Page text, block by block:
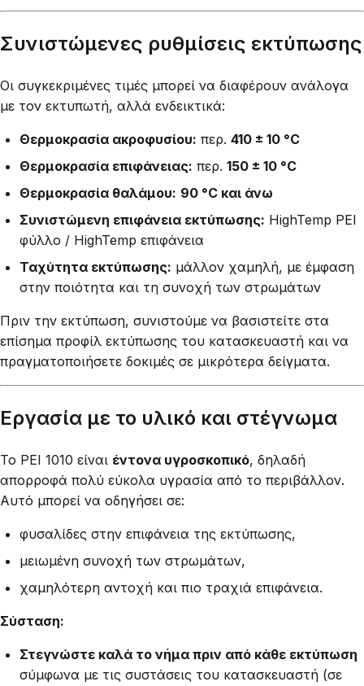
Συνιστώμενες ρυθμίσεις εκτύπωσης
Οι συγκεκριμένες τιμές μπορεί να διαφέρουν ανάλογα
με τον εκτυπωτή, αλλά ενδεικτικά:
Θερμοκρασία ακροφυσίου: περ. 410 ± 10 °C
Θερμοκρασία επιφάνειας: περ. 150 ± 10 °C
Θερμοκρασία θαλάμου: 90 °C και άνω
Συνιστώμενη επιφάνεια εκτύπωσης: HighTemp PEI
φύλλο / HighTemp επιφάνεια
Ταχύτητα εκτύπωσης: μάλλον χαμηλή, με έμφαση
στην ποιότητα και τη συνοχή των στρωμάτων
Πριν την εκτύπωση, συνιστούμε να βασιστείτε στα
επίσημα προφίλ εκτύπωσης του κατασκευαστή και να
πραγματοποιήσετε δοκιμές σε μικρότερα δείγματα.
Εργασία με το υλικό και στέγνωμα
Το PEI 1010 είναι έντονα υγροσκοπικό, δηλαδή
απορροφά πολύ εύκολα υγρασία από το περιβάλλον.
Αυτό μπορεί να οδηγήσει σε:
φυσαλίδες στην επιφάνεια της εκτύπωσης,
μειωμένη συνοχή των στρωμάτων,
χαμηλότερη αντοχή και πιο τραχιά επιφάνεια.
Σύσταση:
Στεγνώστε καλά το νήμα πριν από κάθε εκτύπωση
σύμφωνα με τις συστάσεις του κατασκευαστή (σε